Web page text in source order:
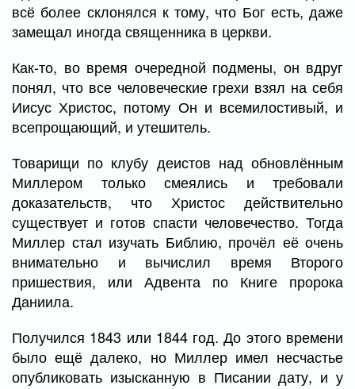
всё более склонялся к тому, что Бог есть, даже
замещал иногда священника в церкви.
Как-то, во время очередной подмены, он вдруг
понял, что все человеческие грехи взял на себя
Иисус Христос, потому Он и всемилостивый, и
всепрощающий, и утешитель.
Товарищи по клубу деистов над обновлённым
Миллером только смеялись и требовали
доказательств, что Христос действительно
существует и готов спасти человечество. Тогда
Миллер стал изучать Библию, прочёл её очень
внимательно и вычислил время Второго
пришествия, или Адвента по Книге пророка
Даниила.
Получился 1843 или 1844 год. До этого времени
было ещё далеко, но Миллер имел несчастье
опубликовать изысканную в Писании дату, и у